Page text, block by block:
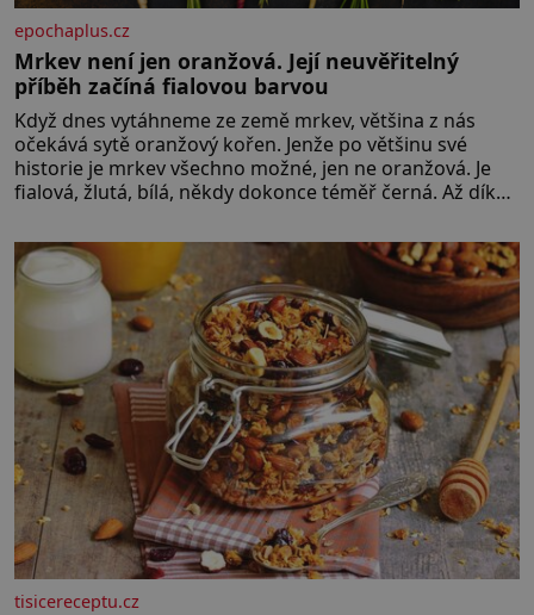
epochaplus.cz
Mrkev není jen oranžová. Její neuvěřitelný
příběh začíná fialovou barvou
Když dnes vytáhneme ze země mrkev, většina z nás
očekává sytě oranžový kořen. Jenže po většinu své
historie je mrkev všechno možné, jen ne oranžová. Je
fialová, žlutá, bílá, někdy dokonce téměř černá. Až díky
bez které si českou zahradu ani nedokážeme
představit. Její příběh je
tisicereceptu.cz